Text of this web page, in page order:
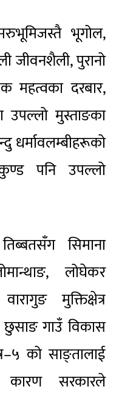
भूगोल,
जीवनशैली, पुरानो
महत्वका दरबार,
उपल्लो मुस्ताङका
धर्मावलम्बीहरूको
पनि उपल्लो
सिमाना
लोघेकर
मुक्तिक्षेत्र
छुसाङ गाउँ विकास
को साङ्तालाई
कारण सरकारले